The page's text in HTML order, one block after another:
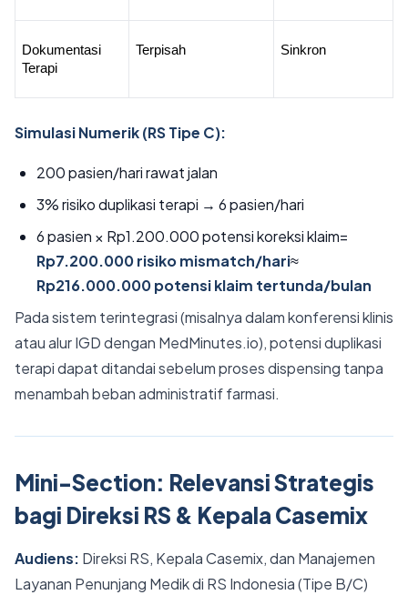
Dokumentasi
Terapi
Terpisah Sinkron
Simulasi Numerik (RS Tipe C):
200 pasien/hari rawat jalan
3% risiko duplikasi terapi → 6 pasien/hari
6 pasien × Rp1.200.000 potensi koreksi klaim=
Rp7.200.000 risiko mismatch/hari≈
Rp216.000.000 potensi klaim tertunda/bulan
Pada sistem terintegrasi (misalnya dalam konferensi klinis
atau alur IGD dengan MedMinutes.io), potensi duplikasi
terapi dapat ditandai sebelum proses dispensing tanpa
menambah beban administratif farmasi.
Mini-Section: Relevansi Strategis
bagi Direksi RS & Kepala Casemix
Audiens: Direksi RS, Kepala Casemix, dan Manajemen
Layanan Penunjang Medik di RS Indonesia (Tipe B/C)